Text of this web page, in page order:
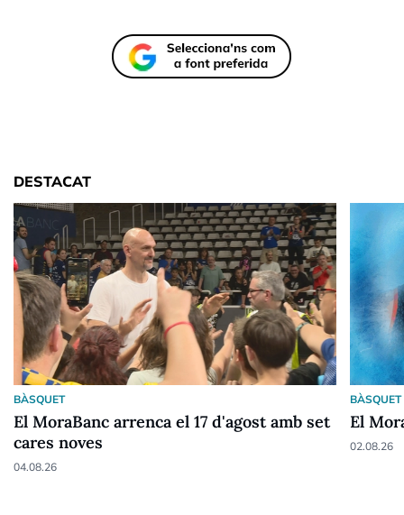
DESTACAT
BÀSQUET
El MoraBanc arrenca el 17 d'agost amb set
cares noves
04.08.26
BÀSQUET
El
02.08.26